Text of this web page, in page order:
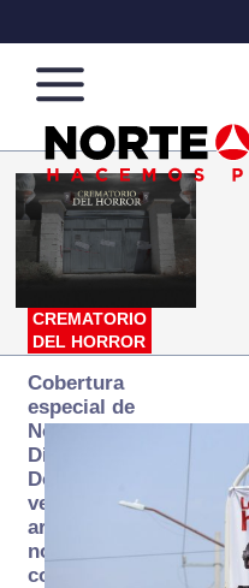
Norte
de
Ciudad
Más
que
noticias,
hacemos periodismo
CREMATORIO
DEL HORROR
Cobertura
especial de
Norte
Digital:
Donde la
verdad
arde… pero
no se
consume